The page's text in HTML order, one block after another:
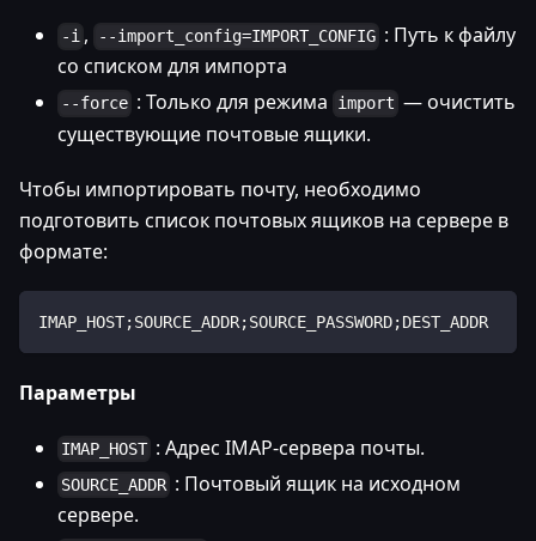
-i , --import_config=IMPORT_CONFIG : Путь к файлу
со списком для импорта
--force : Только для режима import — очистить
существующие почтовые ящики.
Чтобы импортировать почту, необходимо
подготовить список почтовых ящиков на сервере в
формате:
IMAP_HOST;SOURCE_ADDR;SOURCE_PASSWORD;DEST_ADDR
Параметры
IMAP_HOST : Адрес IMAP-сервера почты.
SOURCE_ADDR : Почтовый ящик на исходном
сервере.